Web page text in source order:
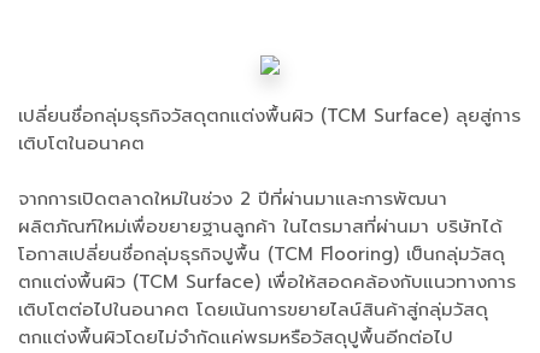
เปลี่ยนชื่อกลุ่มธุรกิจวัสดุตกแต่งพื้นผิว (TCM Surface) ลุยสู่การ
เติบโตในอนาคต
จากการเปิดตลาดใหม่ในช่วง 2 ปีที่ผ่านมาและการพัฒนา
ผลิตภัณฑ์ใหม่เพื่อขยายฐานลูกค้า ในไตรมาสที่ผ่านมา บริษัทได้
โอกาสเปลี่ยนชื่อกลุ่มธุรกิจปูพื้น (TCM Flooring) เป็นกลุ่มวัสดุ
ตกแต่งพื้นผิว (TCM Surface) เพื่อให้สอดคล้องกับแนวทางการ
เติบโตต่อไปในอนาคต โดยเน้นการขยายไลน์สินค้าสู่กลุ่มวัสดุ
ตกแต่งพื้นผิวโดยไม่จำกัดแค่พรมหรือวัสดุปูพื้นอีกต่อไป